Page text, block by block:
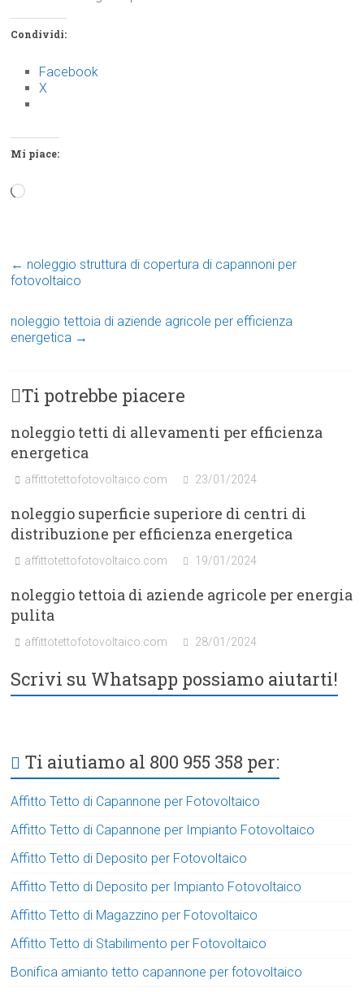
Condividi:
Facebook
X
Mi piace:
Caricamento
← noleggio struttura di copertura di capannoni per
fotovoltaico
noleggio tettoia di aziende agricole per efficienza
energetica →
Ti potrebbe piacere
noleggio tetti di allevamenti per efficienza
energetica
affittotettofotovoltaico.com 23/01/2024
noleggio superficie superiore di centri di
distribuzione per efficienza energetica
affittotettofotovoltaico.com 19/01/2024
noleggio tettoia di aziende agricole per energia
pulita
affittotettofotovoltaico.com 28/01/2024
Scrivi su Whatsapp possiamo aiutarti!
Ti aiutiamo al 800 955 358 per:
Affitto Tetto di Capannone per Fotovoltaico
Affitto Tetto di Capannone per Impianto Fotovoltaico
Affitto Tetto di Deposito per Fotovoltaico
Affitto Tetto di Deposito per Impianto Fotovoltaico
Affitto Tetto di Magazzino per Fotovoltaico
Affitto Tetto di Stabilimento per Fotovoltaico
Bonifica amianto tetto capannone per fotovoltaico